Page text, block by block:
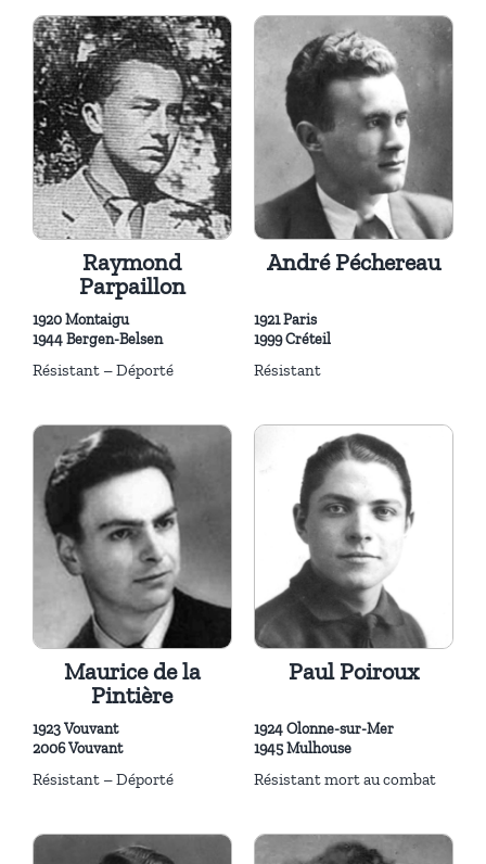
Raymond
Parpaillon
1920 Montaigu
1944 Bergen-Belsen
Résistant – Déporté
André Péchereau
1921 Paris
1999 Créteil
Résistant
Maurice de la
Pintière
1923 Vouvant
2006 Vouvant
Résistant – Déporté
Paul Poiroux
1924 Olonne-sur-Mer
1945 Mulhouse
Résistant mort au combat